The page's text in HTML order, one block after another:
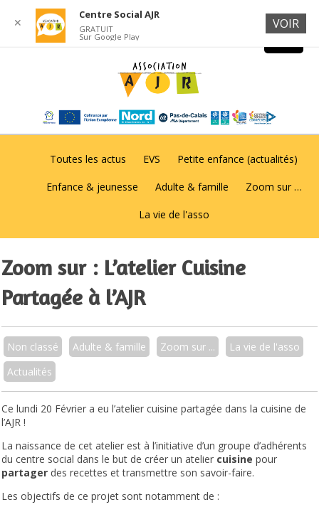
Toutes les actus EVS Petite enfance (actualités)
Enfance & jeunesse Adulte & famille Zoom sur …
La vie de l'asso
Zoom sur : L’atelier Cuisine
Partagée à l’AJR
Non classé Adulte & famille Zoom sur ...
La vie de l'asso
Actualités
Ce lundi 20 Février a eu l’atelier cuisine partagée dans la cuisine de
l’AJR !
La naissance de cet atelier est à l’initiative d’un groupe d’adhérents
du centre social dans le but de créer un atelier cuisine pour
partager des recettes et transmettre son savoir-faire.
Les objectifs de ce projet sont notamment de :
✕
Centre Social AJR
GRATUIT
Sur Google Play
VOIR